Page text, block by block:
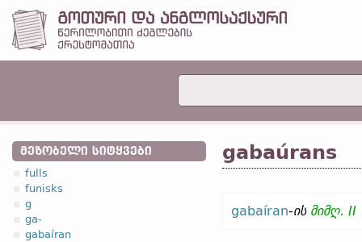
ᲛᲔᲖᲝᲑᲔᲚᲘ ᲡᲘᲢᲧᲕᲔᲑᲘ
fulls
funisks
g
ga-
gabaíran
gabaúrans
gabaíran-ის მიმღ. II